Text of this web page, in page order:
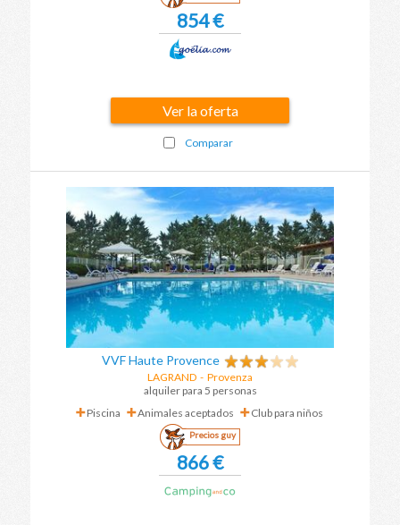
854 €
Ver la oferta
Comparar
VVF Haute Provence
LAGRAND - Provenza
alquiler para 5 personas
Piscina
Animales aceptados Club para niños
Precios guy
866 €